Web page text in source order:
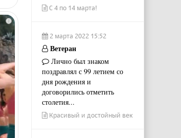
i
С 4 по 14 марта!
2 марта 2022 15:52
Ветеран
Лично был знаком
поздравлял с 99 летием со
дня рождения и
договорились отметить
столетия...
Красивый и достойный век